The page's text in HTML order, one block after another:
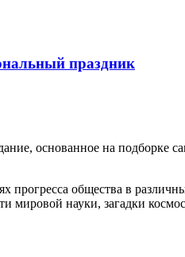
праздник
основанное на подборке
общества в
науки, загадки